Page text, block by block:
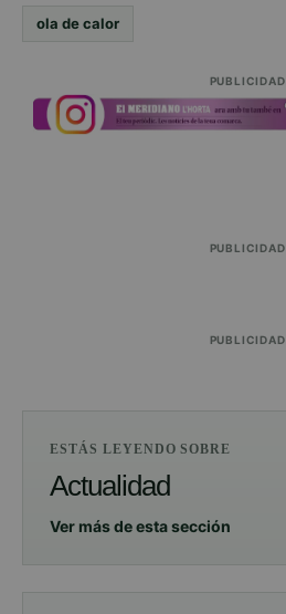
ola de calor
PUBLICIDAD
PUBLICIDAD
PUBLICIDAD
ESTÁS LEYENDO SOBRE
Actualidad
Ver más de esta sección